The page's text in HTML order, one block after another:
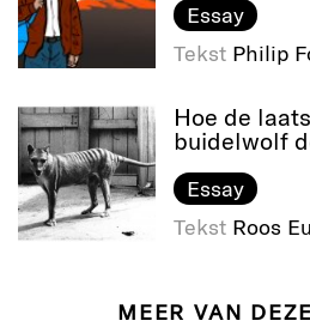
Essay
Tekst Philip
Hoe de
buidelwolf
Essay
Tekst Roos
MEER VAN